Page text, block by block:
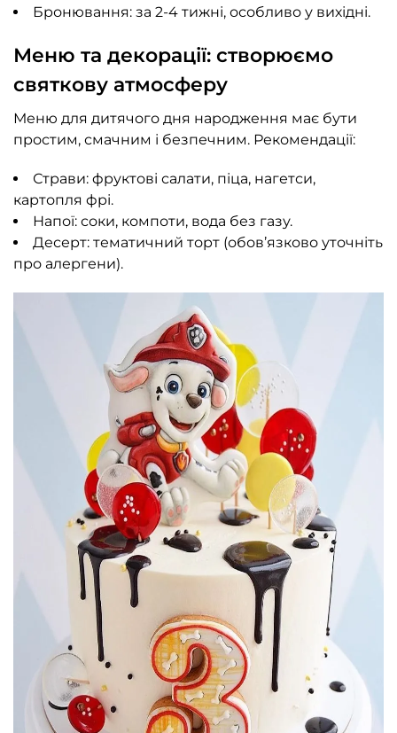
Бронювання: за 2-4 тижні, особливо у вихідні.
Меню та декорації: створюємо
святкову атмосферу
Меню для дитячого дня народження має бути
простим, смачним і безпечним. Рекомендації:
Страви: фруктові салати, піца, нагетси,
картопля фрі.
Напої: соки, компоти, вода без газу.
Десерт: тематичний торт (обов’язково уточніть
про алергени).